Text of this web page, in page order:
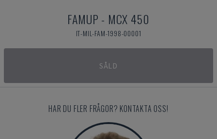
FAMUP - MCX 450
IT-MIL-FAM-1998-00001
SÅLD
HAR DU FLER FRÅGOR? KONTAKTA OSS!